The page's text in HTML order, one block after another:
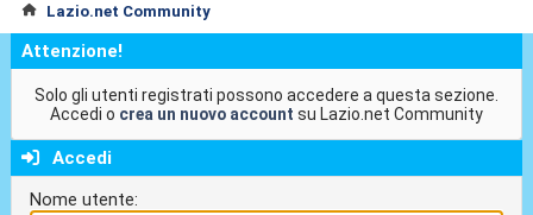
Lazio.net Community
Attenzione!
Solo gli utenti registrati possono accedere a questa sezione.
Accedi o crea un nuovo account su Lazio.net Community
Accedi
Nome utente: